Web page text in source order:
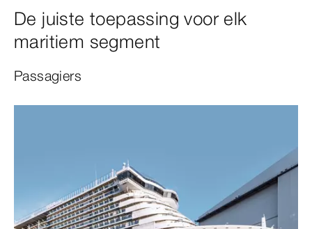
De juiste toepassing voor elk
maritiem segment
Passagiers